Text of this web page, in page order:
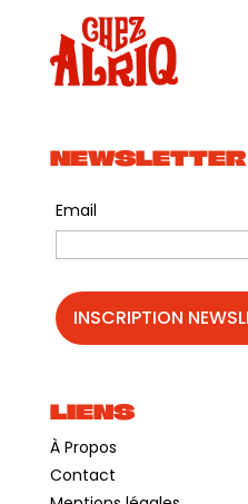
NEWSLETTER
Email
LIENS
À Propos
Contact